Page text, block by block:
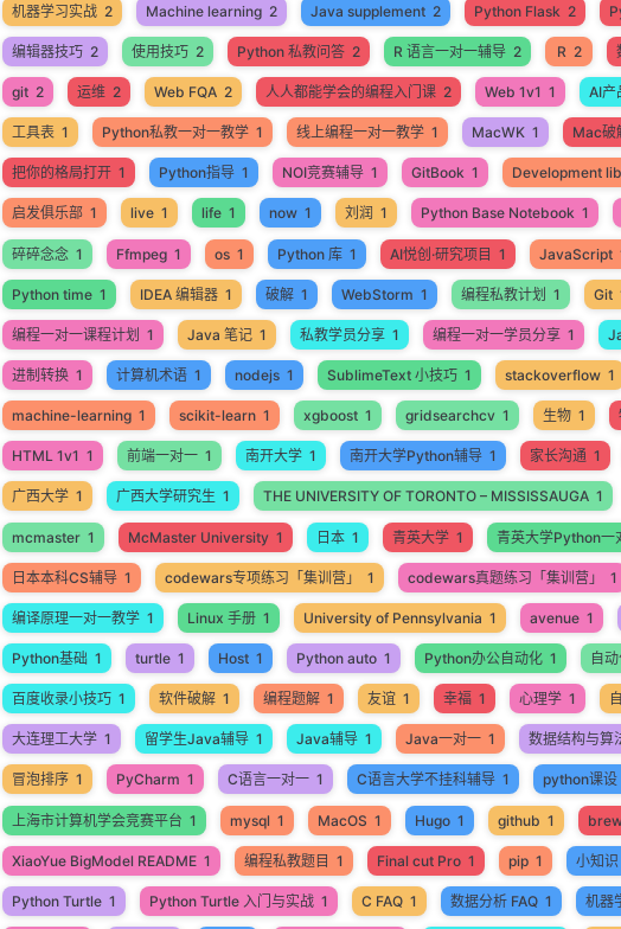
机器学习实战 2 Machine learning 2 Java supplement 2 Python Flask 2
编辑器技巧 2 使用技巧 2 Python 私教问答 2 R 语言一对一辅导 2 R 2
git 2 运维 2 Web FQA 2 人人都能学会的编程入门课 2 Web 1v1 1 AI产
工具表 1 Python私教一对一教学 1 线上编程一对一教学 1 MacWK 1 Mac破
把你的格局打开 1 Python指导 1 NOI竞赛辅导 1 GitBook 1 Development
启发俱乐部 1 live 1 life 1 now 1 刘润 1 Python Base Notebook 1
碎碎念念 1 Ffmpeg 1 os 1 Python 库 1 AI悦创·研究项目 1 JavaScript
Python time 1 IDEA 编辑器 1 破解 1 WebStorm 1 编程私教计划 1 Git
编程一对一课程计划 1 Java 笔记 1 私教学员分享 1 编程一对一学员分享 1
进制转换 1 计算机术语 1 nodejs 1 SublimeText 小技巧 1 stackoverflow 1
machine-learning 1 scikit-learn 1 xgboost 1 gridsearchcv 1 生物 1
HTML 1v1 1 前端一对一 1 南开大学 1 南开大学Python辅导 1 家长沟通 1
广西大学 1 广西大学研究生 1 THE UNIVERSITY OF TORONTO – MISSISSAUGA 1
mcmaster 1 McMaster University 1 日本 1 青英大学 1 青英大学Python一
日本本科CS辅导 1 codewars专项练习「集训营」 1 codewars真题练习「集训营」 1
编译原理一对一教学 1 Linux 手册 1 University of Pennsylvania 1 avenue 1
Python基础 1 turtle 1 Host 1 Python auto 1 Python办公自动化 1 自
百度收录小技巧 1 软件破解 1 编程题解 1 友谊 1 幸福 1 心理学 1
大连理工大学 1 留学生Java辅导 1 Java辅导 1 Java一对一 1 数据结构与算
冒泡排序 1 PyCharm 1 C语言一对一 1 C语言大学不挂科辅导 1 python课设
上海市计算机学会竞赛平台 1 mysql 1 MacOS 1 Hugo 1 github 1
XiaoYue BigModel README 1 编程私教题目 1 Final cut Pro 1 pip 1 小知识
Python Turtle 1 Python Turtle 入门与实战 1 C FAQ 1 数据分析 FAQ 1 机器